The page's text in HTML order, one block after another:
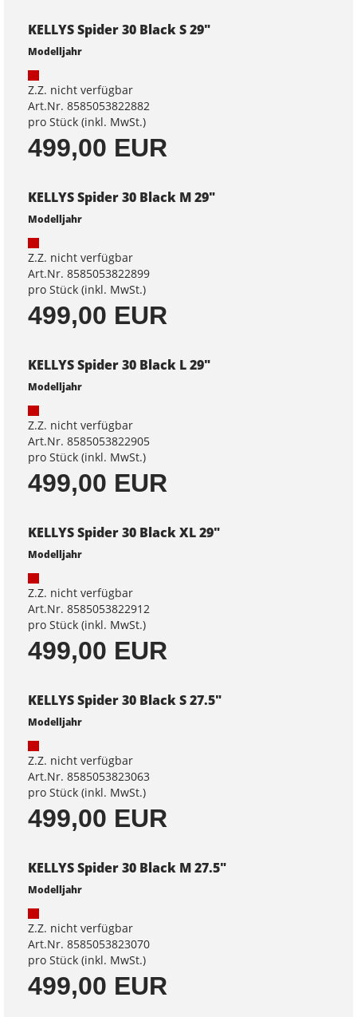
KELLYS Spider 30 Black S 29"
Modelljahr
Z.Z. nicht verfügbar
Art.Nr. 8585053822882
pro Stück (inkl. MwSt.)
499,00 EUR
KELLYS Spider 30 Black M 29"
Modelljahr
Z.Z. nicht verfügbar
Art.Nr. 8585053822899
pro Stück (inkl. MwSt.)
499,00 EUR
KELLYS Spider 30 Black L 29"
Modelljahr
Z.Z. nicht verfügbar
Art.Nr. 8585053822905
pro Stück (inkl. MwSt.)
499,00 EUR
KELLYS Spider 30 Black XL 29"
Modelljahr
Z.Z. nicht verfügbar
Art.Nr. 8585053822912
pro Stück (inkl. MwSt.)
499,00 EUR
KELLYS Spider 30 Black S 27.5"
Modelljahr
Z.Z. nicht verfügbar
Art.Nr. 8585053823063
pro Stück (inkl. MwSt.)
499,00 EUR
KELLYS Spider 30 Black M 27.5"
Modelljahr
Z.Z. nicht verfügbar
Art.Nr. 8585053823070
pro Stück (inkl. MwSt.)
499,00 EUR